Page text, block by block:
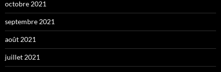
octobre 2021
septembre 2021
août 2021
juillet 2021